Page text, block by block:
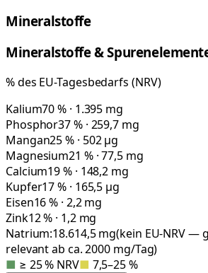
Mineralstoffe
Mineralstoffe &
% des EU-Tagesbedarfs (NRV)
Kalium70 % · 1.395 mg
Phosphor37 % · 259,7 mg
Mangan25 % · 502 µg
Magnesium21 % · 77,5 mg
Calcium19 % · 148,2 mg
Kupfer17 % · 165,5 µg
Eisen16 % · 2,2 mg
Zink12 % · 1,2 mg
Natrium:18.614,5mg(kein EU-NRV —
relevant ab ca. 2000 mg/Tag)
■ ≥ 25 % NRV■ 7,5–25 %